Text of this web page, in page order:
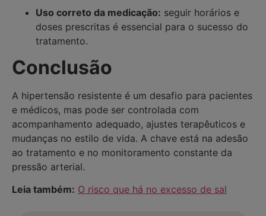
Uso correto da medicação: seguir horários e
doses prescritas é essencial para o sucesso do
tratamento.
Conclusão
A hipertensão resistente é um desafio para pacientes
e médicos, mas pode ser controlada com
acompanhamento adequado, ajustes terapêuticos e
mudanças no estilo de vida. A chave está na adesão
ao tratamento e no monitoramento constante da
pressão arterial.
Leia também: O risco que há no excesso de sal